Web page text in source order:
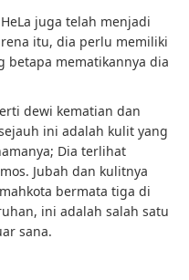
juga telah menjadi
itu, dia perlu memiliki
betapa mematikannya dia
dewi kematian dan
ini adalah kulit yang
Dia terlihat
Jubah dan kulitnya
bermata tiga di
ini adalah salah satu
sana.